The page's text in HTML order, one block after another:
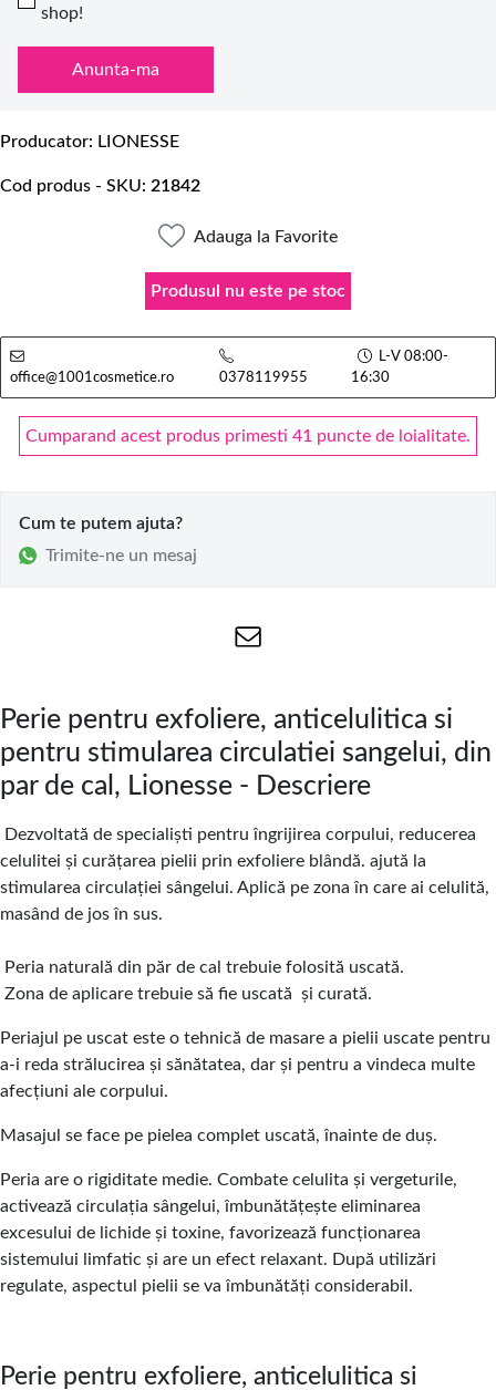
shop!
Anunta-ma
Producator LIONESSE
Cod produs - SKU 21842
Adauga la Favorite
Produsul nu este pe stoc
office@1001cosmetice.ro 0378119955
L-V 08:00-
16:30
Cumparand acest produs primesti 41 puncte de loialitate.
Cum te putem ajuta?
Trimite-ne un mesaj
Perie pentru exfoliere, anticelulitica si
pentru stimularea circulatiei sangelui, din
par de cal, Lionesse - Descriere
Dezvoltată de specialiști pentru îngrijirea corpului, reducerea
celulitei și curățarea pielii prin exfoliere blândă. ajută la
stimularea circulației sângelui. Aplică pe zona în care ai celulită,
masând de jos în sus.
Peria naturală din păr de cal trebuie folosită uscată.
Zona de aplicare trebuie să fie uscată și curată.
Periajul pe uscat este o tehnică de masare a pielii uscate pentru
a-i reda strălucirea și sănătatea, dar și pentru a vindeca multe
afecțiuni ale corpului.
Masajul se face pe pielea complet uscată, înainte de duș.
Peria are o rigiditate medie. Combate celulita şi vergeturile,
activează circulaţia sângelui, îmbunătăţeşte eliminarea
excesului de lichide şi toxine, favorizează funcţionarea
sistemului limfatic şi are un efect relaxant. După utilizări
regulate, aspectul pielii se va îmbunătăţi considerabil.
Perie pentru exfoliere, anticelulitica si